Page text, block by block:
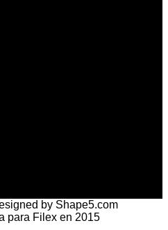
by Shape5.com
para Filex en 2015